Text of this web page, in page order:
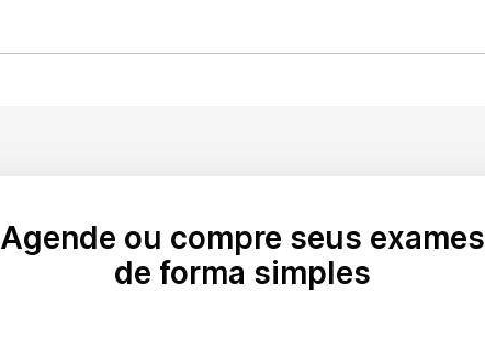
Agende ou compre seus exames
de forma simples